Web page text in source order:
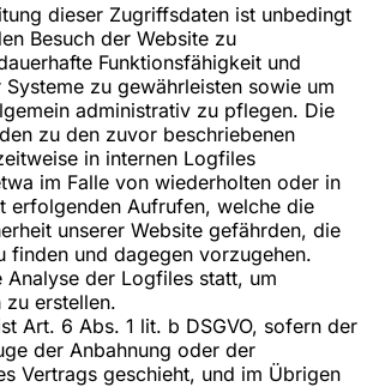
dieser Zugriffsdaten ist unbedingt
Besuch der Website zu
Funktionsfähigkeit und
Systeme zu gewährleisten sowie um
administrativ zu pflegen. Die
zu den zuvor beschriebenen
in internen Logfiles
im Falle von wiederholten oder in
erfolgenden Aufrufen, welche die
unserer Website gefährden, die
finden und dagegen vorzugehen.
Analyse der Logfiles statt, um
zu erstellen.
Art. 6 Abs. 1 lit. b DSGVO, sofern der
der Anbahnung oder der
Vertrags geschieht, und im Übrigen